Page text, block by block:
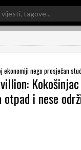
ekonomiji nego prosječan
i nese